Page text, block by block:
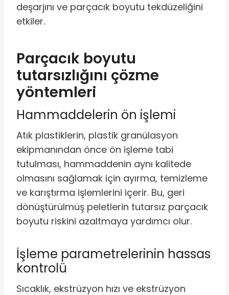
deşarjını ve parçacık boyutu tekdüzeliğini
etkiler.
Parçacık boyutu
tutarsızlığını çözme
yöntemleri
Hammaddelerin ön işlemi
Atık plastiklerin, plastik granülasyon
ekipmanından önce ön işleme tabi
tutulması, hammaddenin aynı kalitede
olmasını sağlamak için ayırma, temizleme
ve karıştırma işlemlerini içerir. Bu, geri
dönüştürülmüş peletlerin tutarsız parçacık
boyutu riskini azaltmaya yardımcı olur.
İşleme parametrelerinin hassas
kontrolü
Sıcaklık, ekstrüzyon hızı ve ekstrüzyon